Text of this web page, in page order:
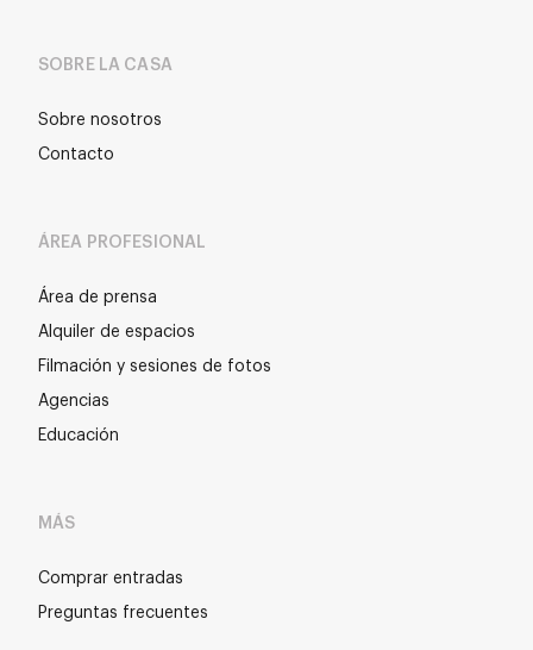
SOBRE LA CASA
Sobre nosotros
Contacto
ÁREA PROFESIONAL
Área de prensa
Alquiler de espacios
Filmación y sesiones de fotos
Agencias
Educación
MÁS
Comprar entradas
Preguntas frecuentes